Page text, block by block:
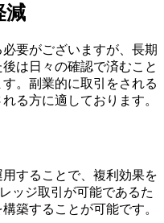
減
要がございますが、長期
は日々の確認で済むこと
。副業的に取引をされる
る方に適しております。
することで、複利効果を
ッジ取引が可能であるた
築することが可能です。